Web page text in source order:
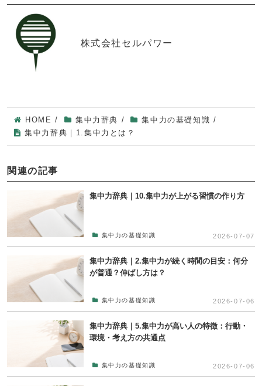
株式会社セルパワー
HOME / 集中力辞典 / 集中力の基礎知識 /
集中力辞典｜1.集中力とは？
関連の記事
集中力辞典｜10.集中力が上がる習慣の作り方
集中力の基礎知識 2026-07-07
集中力辞典｜2.集中力が続く時間の目安：何分
が普通？伸ばし方は？
集中力の基礎知識 2026-07-06
集中力辞典｜5.集中力が高い人の特徴：行動・
環境・考え方の共通点
集中力の基礎知識 2026-07-06